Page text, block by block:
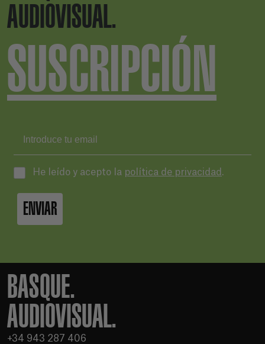
AUDIOVISUAL.
SUSCRIPCIÓN
He leído y acepto la política de privacidad .
ENVIAR
BASQUE.
AUDIOVISUAL.
+34 943 287 406